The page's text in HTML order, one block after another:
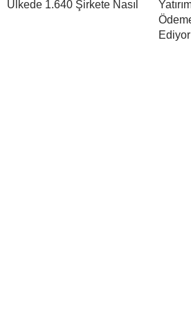
Ülkede 1.640 Şirkete Nasıl
Ediyor